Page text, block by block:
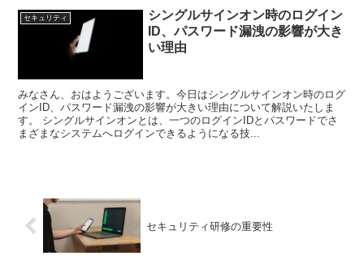
セキュリティ
シングルサインオン時のログイン
ID、パスワード漏洩の影響が大き
い理由
みなさん、おはようございます。今日はシングルサインオン時のログ
インID、パスワード漏洩の影響が大きい理由について解説いたしま
す。 シングルサインオンとは、一つのログインIDとパスワードでさ
まざまなシステムへログインできるようになる技...
セキュリティ研修の重要性